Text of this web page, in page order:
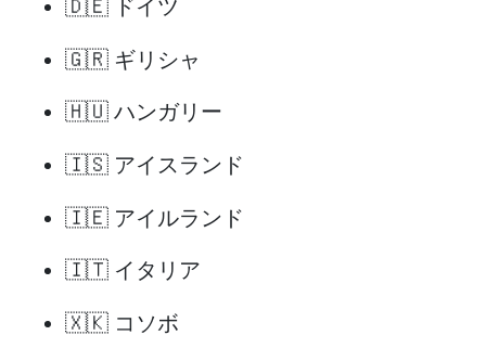
🇩🇪 ドイツ
🇬🇷 ギリシャ
🇭🇺 ハンガリー
🇮🇸 アイスランド
🇮🇪 アイルランド
🇮🇹 イタリア
🇽🇰 コソボ